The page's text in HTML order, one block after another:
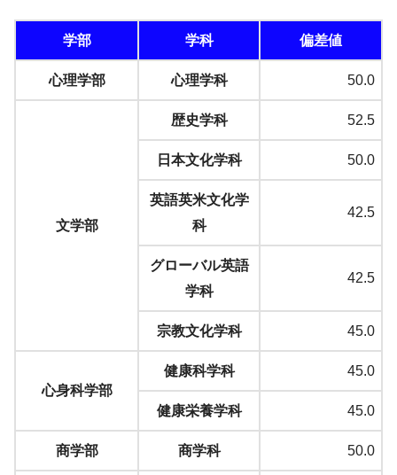
学部 学科 偏差値
心理学部 心理学科 50.0
文学部
歴史学科 52.5
日本文化学科 50.0
英語英米文化学
科
42.5
グローバル英語
学科
42.5
宗教文化学科 45.0
心身科学部
健康科学科 45.0
健康栄養学科 45.0
商学部 商学科 50.0